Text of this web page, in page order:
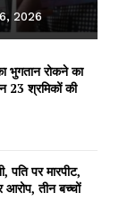
2026
भुगतान रोकने का
23 श्रमिकों की
पति पर मारपीट,
तीन बच्चों